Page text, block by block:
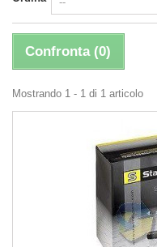
Confronta (0)
Mostrando 1 - 1 di 1 articolo